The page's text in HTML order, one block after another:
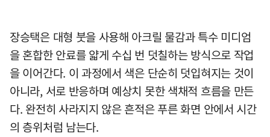
장승택은 대형 붓을 사용해 아크릴 물감과 특수 미디엄
을 혼합한 안료를 얇게 수십 번 덧칠하는 방식으로 작업
을 이어간다. 이 과정에서 색은 단순히 덧입혀지는 것이
아니라, 서로 반응하며 예상치 못한 색채적 흐름을 만든
다. 완전히 사라지지 않은 흔적은 푸른 화면 안에서 시간
의 층위처럼 남는다.